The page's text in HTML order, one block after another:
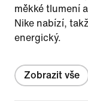
měkké tlumení
Nike nabízí,
energický.
Zobrazit vše